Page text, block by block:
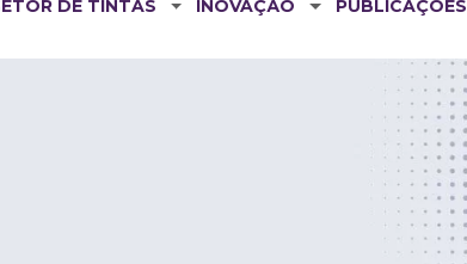
DE TINTAS INOVAÇÃO PUBLICAÇÕES